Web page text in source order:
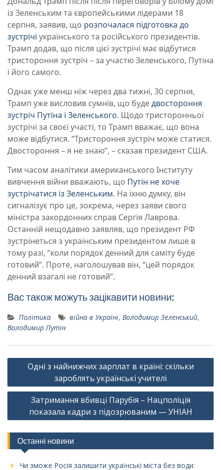
із Зеленським та європейськими лідерами 18
серпня, заявив, що розпочалася підготовка до
зустрічі українського та російського президентів.
Трамп додав, що після цієї зустрічі має відбутися
тристороння зустріч – за участю Зеленського, Путіна
і його самого.
Однак уже менш ніж через два тижні, 30 серпня,
Трамп уже висловив сумнів, що будедвостороння
зустріч Путіна і Зеленського. Щодо тристоронньої
зустрічі за своєї участі, то Трамп вважає, що вона
може відбутися. “Тристороння зустріч може статися.
Двостороння – я не знаю”, – сказав президент США.
Тим часом аналітики американського Інституту
вивчення війни вважають, що Путін не хоче
зустрічатися із Зеленським. На їхню думку, він
сигналізує про це, зокрема, через заяви свого
міністра закордонних справ Сергія Лаврова.
Останній нещодавно заявляв, що президент РФ
зустрінеться з українським президентом лише в
тому разі, “коли порядок денний для саміту буде
готовий”. Проте, наголошував він, “цей порядок
денний взагалі не готовий”.
Вас також можуть зацікавити новини:
Політика війна в Україні, Володимир Зеленський,
Володимир Путін
Навігація
записів
Одні з найнижчих зарплат в країні: скільки
зароблять українські учителі
Затримання вбивці Парубія – Нацполіція
показала кадри з підозрюваним — УНІАН
Останні новини
Чи зможе Росія залишити українські міста без води: